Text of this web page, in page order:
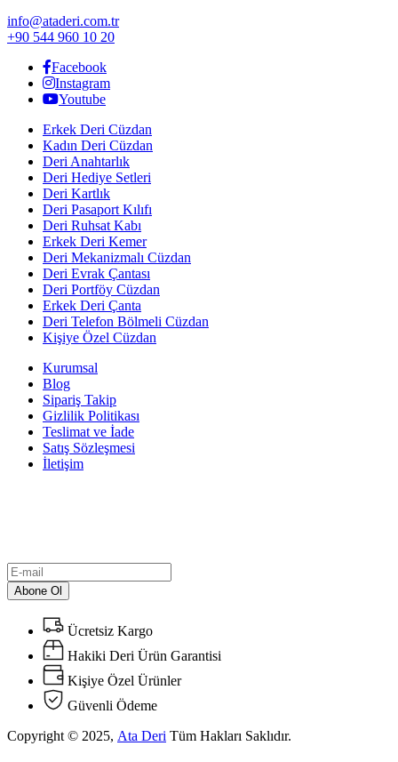
info@ataderi.com.tr
+90 544 960 10 20
Facebook
Instagram
Youtube
Erkek Deri Cüzdan
Kadın Deri Cüzdan
Deri Anahtarlık
Deri Hediye Setleri
Deri Kartlık
Deri Pasaport Kılıfı
Deri Ruhsat Kabı
Erkek Deri Kemer
Deri Mekanizmalı Cüzdan
Deri Evrak Çantası
Deri Portföy Cüzdan
Erkek Deri Çanta
Deri Telefon Bölmeli Cüzdan
Kişiye Özel Cüzdan
Kurumsal
Blog
Sipariş Takip
Gizlilik Politikası
Teslimat ve İade
Satış Sözleşmesi
İletişim
Abone Ol
Ücretsiz Kargo
Hakiki Deri Ürün Garantisi
Kişiye Özel Ürünler
Güvenli Ödeme
Copyright © 2025, Ata Deri Tüm Hakları Saklıdır.